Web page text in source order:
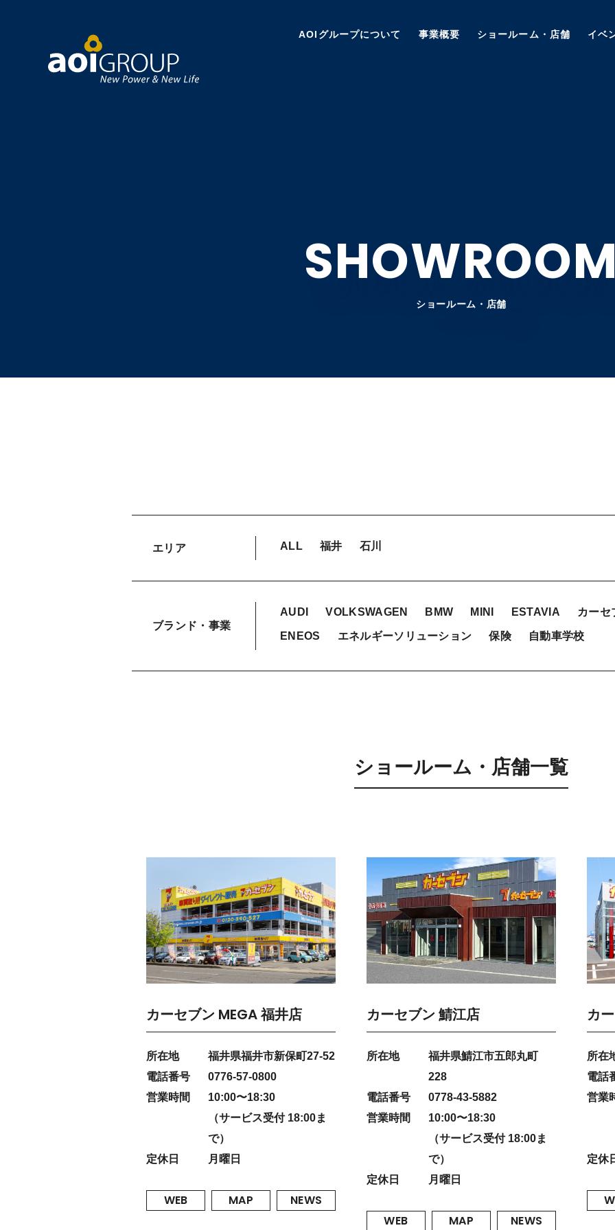
AOIグループについて 事業概要 ショールーム・店舗 イベ
SHOWROOM
ショールーム・店舗
エリア ALL 福井 石川
ブランド・事業
AUDI VOLKSWAGEN BMW MINI ESTAVIA カーセ
ENEOS エネルギーソリューション 保険 自動車学校
ショールーム・店舗一覧
カーセブン MEGA 福井店
所在地
福井県福井市新保町27-52
電話番号
0776-57-0800
営業時間
10:00〜18:30
（サービス受付 18:00ま
で）
定休日
月曜日
WEB MAP NEWS
カーセブン 鯖江店
所在地
福井県鯖江市五郎丸町
228
電話番号
0778-43-5882
営業時間
10:00〜18:30
（サービス受付 18:00ま
で）
定休日
月曜日
WEB MAP NEWS
カ
所在
電話
営業
定休